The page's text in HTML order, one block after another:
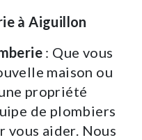
à Aiguillon
: Que vous
maison ou
propriété
de plombiers
vous aider. Nous